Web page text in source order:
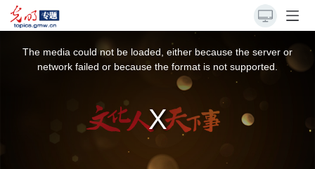
The media could not be loaded, either because the server or
network failed or because the format is not supported.